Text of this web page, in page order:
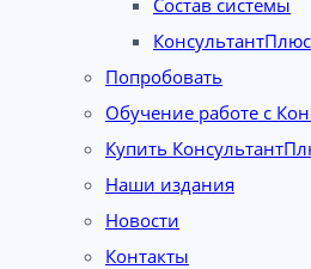
Попробовать
Обучение работе с
Купить
Наши издания
Новости
Контакты